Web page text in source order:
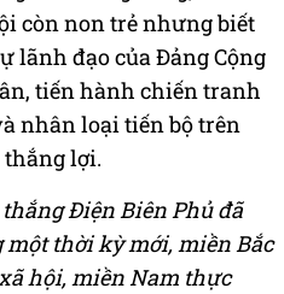
còn non trẻ nhưng biết
lãnh đạo của Đảng Cộng
tiến hành chiến tranh
nhân loại tiến bộ trên
lợi.
Điện Biên Phủ đã
một thời kỳ mới, miền Bắc
hội, miền Nam thực